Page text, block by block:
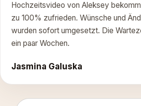
Hochzeitsvideo von Aleksey
zu 100% zufrieden. Wünsche und
wurden sofort umgesetzt. Die
ein paar Wochen.
Jasmina Galuska